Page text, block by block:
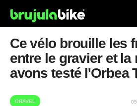
Ce vélo brouille les
entre le gravier et la
avons testé l'Orbea
GRAVEL